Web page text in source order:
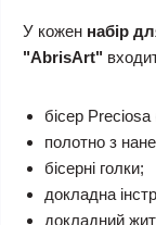
У кожен набір
"AbrisArt"
бісер Preciosa
полотно з
бісерні голки;
докладна
докладний